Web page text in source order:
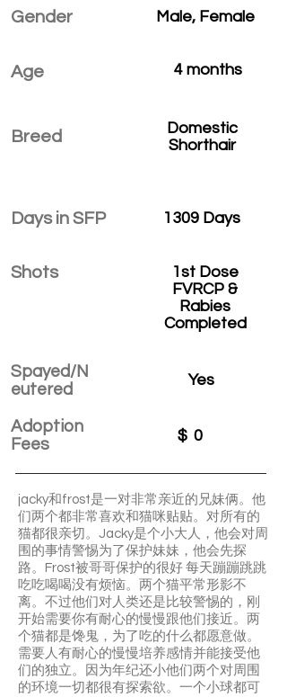
Gender
Age
Breed
Days in SFP
Shots
Spayed/N
eutered
Adoption
Fees
Male, Female
4 months
Domestic
Shorthair
1309 Days
1st Dose
FVRCP &
Rabies
Completed
Yes
$ 0
jacky和frost是一对非常亲近的兄妹俩。他
们两个都非常喜欢和猫咪贴贴。对所有的
猫都很亲切。Jacky是个小大人，他会对周
围的事情警惕为了保护妹妹，他会先探
路。Frost被哥哥保护的很好 每天蹦蹦跳跳
吃吃喝喝没有烦恼。两个猫平常形影不
离。不过他们对人类还是比较警惕的，刚
开始需要你有耐心的慢慢跟他们接近。两
个猫都是馋鬼，为了吃的什么都愿意做。
需要人有耐心的慢慢培养感情并能接受他
们的独立。因为年纪还小他们两个对周围
的环境一切都很有探索欲。一个小球都可